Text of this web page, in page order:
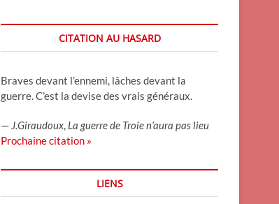
CITATION AU HASARD
Braves devant l’ennemi, lâches devant la
guerre. C’est la devise des vrais généraux.
— J.Giraudoux, La guerre de Troie n’aura pas lieu
Prochaine citation »
LIENS